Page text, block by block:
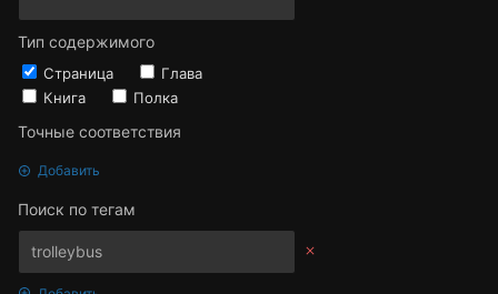
Тип содержимого
Страница
Глава
Книга
Полка
Точные соответствия
Добавить
Поиск по тегам